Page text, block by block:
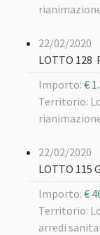
22/02/2020
LOTTO 128
Importo: €
Territorio:
22/02/2020
LOTTO 115
Importo: €
Territorio:
arredi